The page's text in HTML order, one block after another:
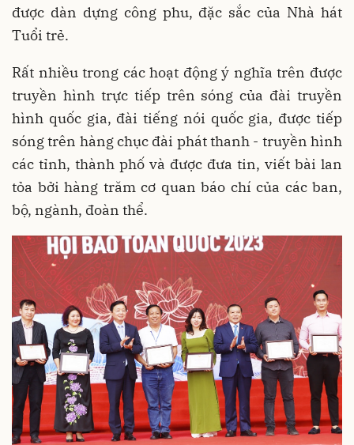
được dàn dựng công phu, đặc sắc của Nhà hát
Tuổi trẻ.
Rất nhiều trong các hoạt động ý nghĩa trên được
truyền hình trực tiếp trên sóng của đài truyền
hình quốc gia, đài tiếng nói quốc gia, được tiếp
sóng trên hàng chục đài phát thanh - truyền hình
các tỉnh, thành phố và được đưa tin, viết bài lan
tỏa bởi hàng trăm cơ quan báo chí của các ban,
bộ, ngành, đoàn thể.